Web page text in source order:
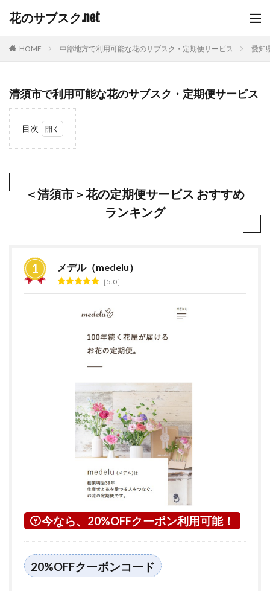
花のサブスク.net
HOME 中部地方で利用可能な花のサブスク・定期便サービス 愛知
清須市で利用可能な花のサブスク・定期便サービス
目次
期便
キン
グ
2
つい
＜清須市＞花の定期便サービス おすすめ
ランキング
メデル（medelu）
5.0
今なら、20%OFFクーポン利用可能！
20%OFFクーポンコード